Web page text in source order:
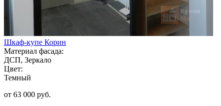
Шкаф-купе Корин
Материал фасада:
ДСП, Зеркало
Цвет:
Темный
от 63 000 руб.